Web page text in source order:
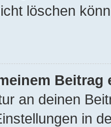
löschen
an deinen
in